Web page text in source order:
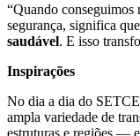
“Quando conseguimos
segurança, significa
saudável. E isso
Inspirações
No dia a dia do
ampla variedade de
estruturas e regiões —